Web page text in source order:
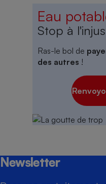
Eau
Stop à
Ras-le bol de
des autres !
Newsletter